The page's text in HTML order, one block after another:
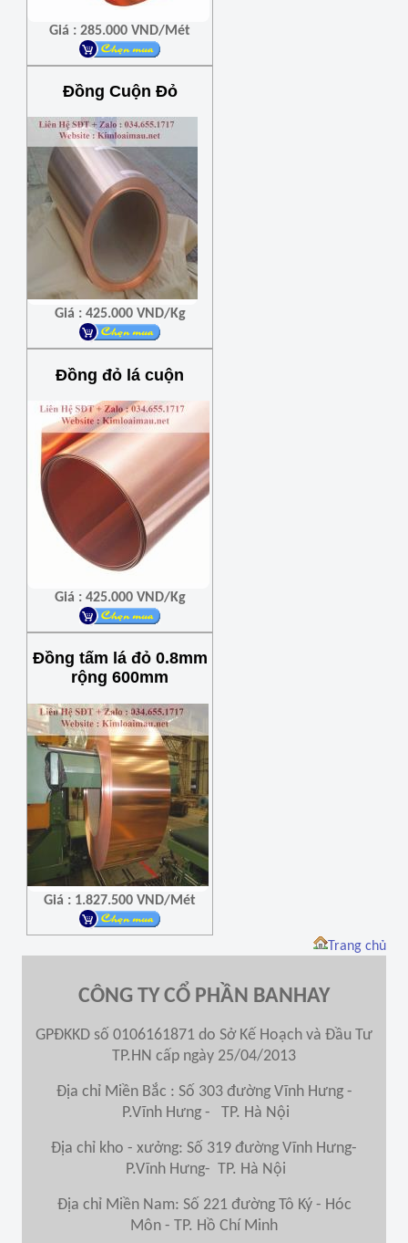
Giá : 285.000 VND/Mét
Đồng Cuộn Đỏ
Giá : 425.000 VND/Kg
Đồng đỏ lá cuộn
Giá : 425.000 VND/Kg
Đồng tấm lá đỏ 0.8mm
rộng 600mm
Giá : 1.827.500 VND/Mét
Trang chủ
CÔNG TY CỔ PHẦN BANHAY
GPĐKKD số 0106161871 do Sở Kế Hoạch và Đầu Tư
TP.HN cấp ngày 25/04/2013
Địa chỉ Miền Bắc : Số 303 đường Vĩnh Hưng -
P.Vĩnh Hưng - TP. Hà Nội
Địa chỉ kho - xưởng: Số 319 đường Vĩnh Hưng-
P.Vĩnh Hưng- TP. Hà Nội
Địa chỉ Miền Nam: Số 221 đường Tô Ký - Hóc
Môn - TP. Hồ Chí Minh